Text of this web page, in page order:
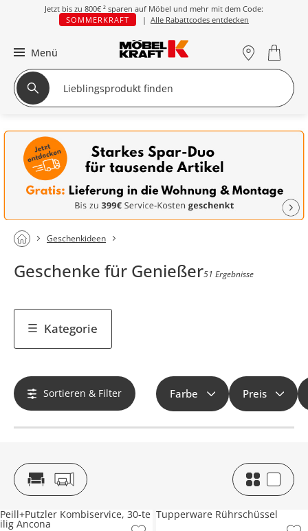
Jetzt bis zu 800€ ² sparen auf Möbel und mehr mit dem Code:
SOMMERKRAFT
| Alle Rabattcodes entdecken
Menü
Geschenkideen
Geschenke für Genießer51 Ergebnisse
Kategorie
Sortieren & Filter Farbe Preis
Peill+Putzler Kombiservice, 30-te
ilig Ancona
Tupperware Rührschüssel